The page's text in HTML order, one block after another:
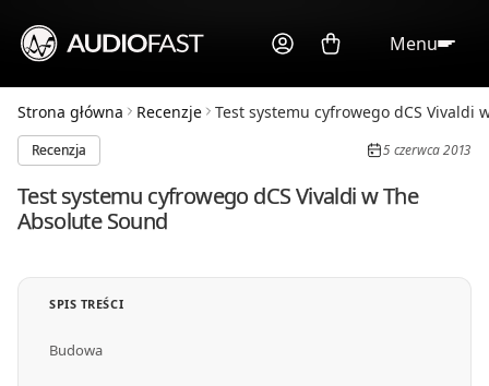
Menu
Strona główna Recenzje Test systemu cyfrowego dCS Vivaldi
SPIS TREŚCI
Budowa
Recenzja 5 czerwca 2013
Test systemu cyfrowego dCS Vivaldi w The
Absolute Sound